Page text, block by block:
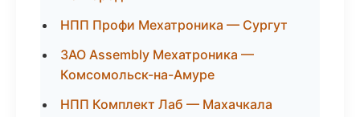
НПП Профи Мехатроника — Сургут
ЗАО Assembly Мехатроника —
Комсомольск-на-Амуре
НПП Комплект Лаб — Махачкала